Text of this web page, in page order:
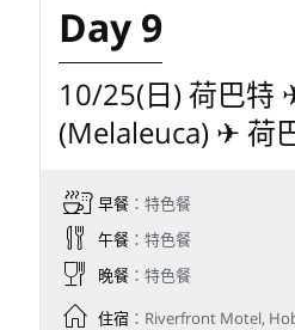
Day 9
10/25(日) 荷巴特
(Melaleuca) ✈ 荷
早餐：特色餐
午餐：特色餐
晚餐：特色餐
住宿：Riverfront Motel,